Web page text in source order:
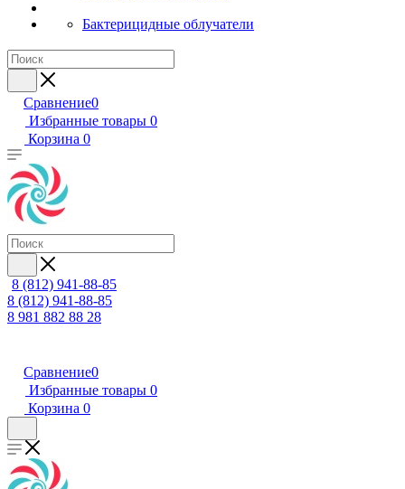
Бактерицидные облучатели
Сравнение0
Избранные товары 0
Корзина 0
8 (812) 941-88-85
8 (812) 941-88-85
8 981 882 88 28
Сравнение0
Избранные товары 0
Корзина 0